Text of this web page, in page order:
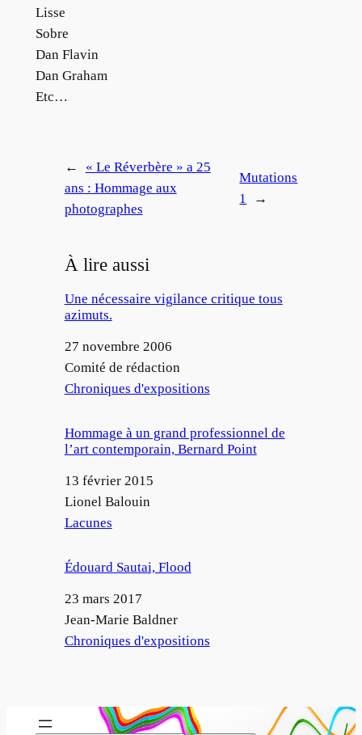
Lisse
Sobre
Dan Flavin
Dan Graham
Etc…
←
« Le Réverbère » a 25
ans : Hommage aux
photographes
Mutations
1
→
À lire aussi
Une nécessaire vigilance critique tous
azimuts.
Date
27 novembre 2006
Auteur
Comité de rédaction
Par rapport à
Chroniques d'expositions
Hommage à un grand professionnel de
l’art contemporain, Bernard Point
Date
13 février 2015
Auteur
Lionel Balouin
Par rapport à
Lacunes
Édouard Sautai, Flood
Date
23 mars 2017
Auteur
Jean-Marie Baldner
Par rapport à
Chroniques d'expositions